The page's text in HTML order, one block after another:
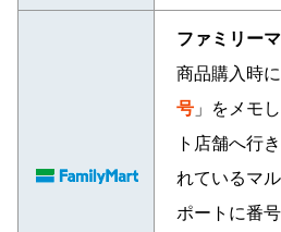
ファミリー
商品購入時
号 」をメモ
ト店舗へ行
れているマ
ポートに番